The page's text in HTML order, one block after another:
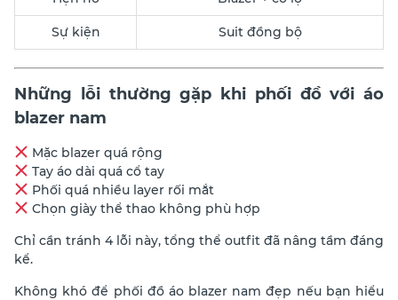
Sự kiện Suit đồng bộ
Những lỗi thường gặp khi phối đồ với áo
blazer nam
Mặc blazer quá rộng
Tay áo dài quá cổ tay
Phối quá nhiều layer rối mắt
Chọn giày thể thao không phù hợp
Chỉ cần tránh 4 lỗi này, tổng thể outfit đã nâng tầm đáng
kể.
Không khó để phối đồ áo blazer nam đẹp nếu bạn hiểu